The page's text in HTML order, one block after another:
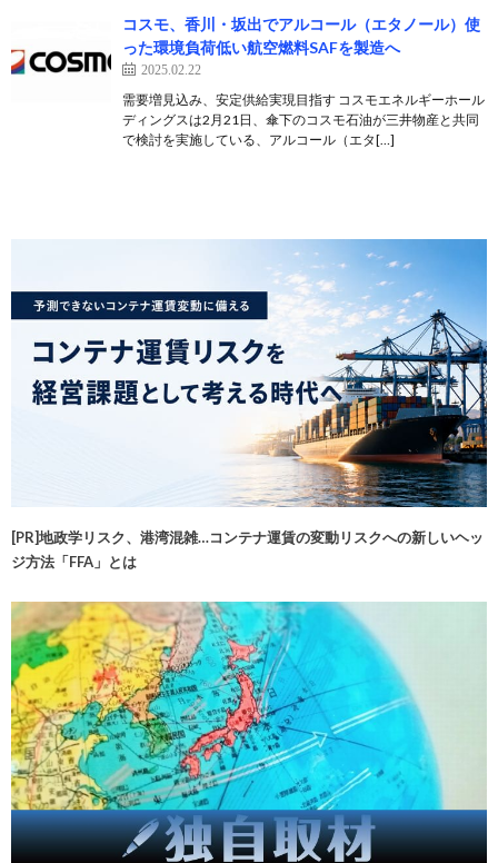
コスモ、香川・坂出でアルコール（エタノール）使
った環境負荷低い航空燃料SAFを製造へ
2025.02.22
需要増見込み、安定供給実現目指す コスモエネルギーホール
ディングスは2月21日、傘下のコスモ石油が三井物産と共同
で検討を実施している、アルコール（エタ[…]
[PR]地政学リスク、港湾混雑…コンテナ運賃の変動リスクへの新しいヘッ
ジ方法「FFA」とは